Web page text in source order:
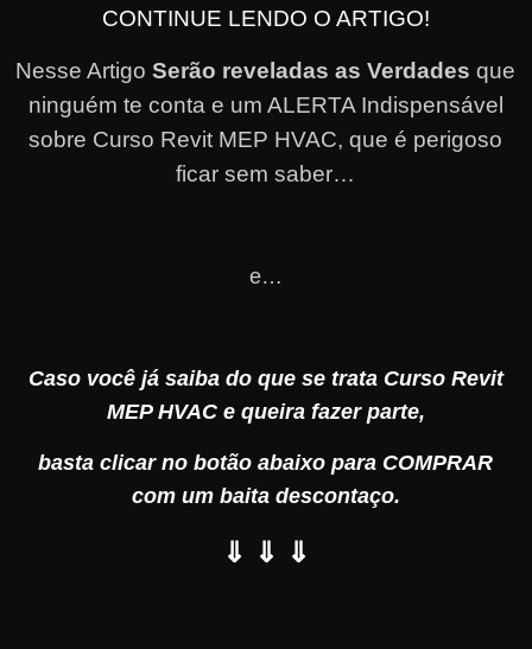
CONTINUE LENDO O ARTIGO!
Nesse ArtigoSerão reveladas as Verdades que
ninguém te conta e um ALERTA Indispensável
sobre Curso Revit MEP HVAC, que é perigoso
ficar sem saber…
e…
Caso você já saiba do que se trata Curso Revit
MEP HVAC e queira fazer parte,
basta clicar no botão abaixo para COMPRAR
com um baita descontaço.
⇓ ⇓ ⇓